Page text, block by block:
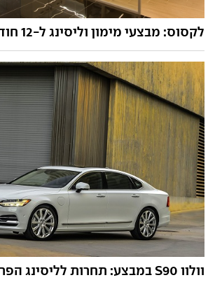
לקסוס: מבצעי מימון וליסינג ל-12 חודש
וולוו S90 במבצע: תחרות לליסינג הפרטי